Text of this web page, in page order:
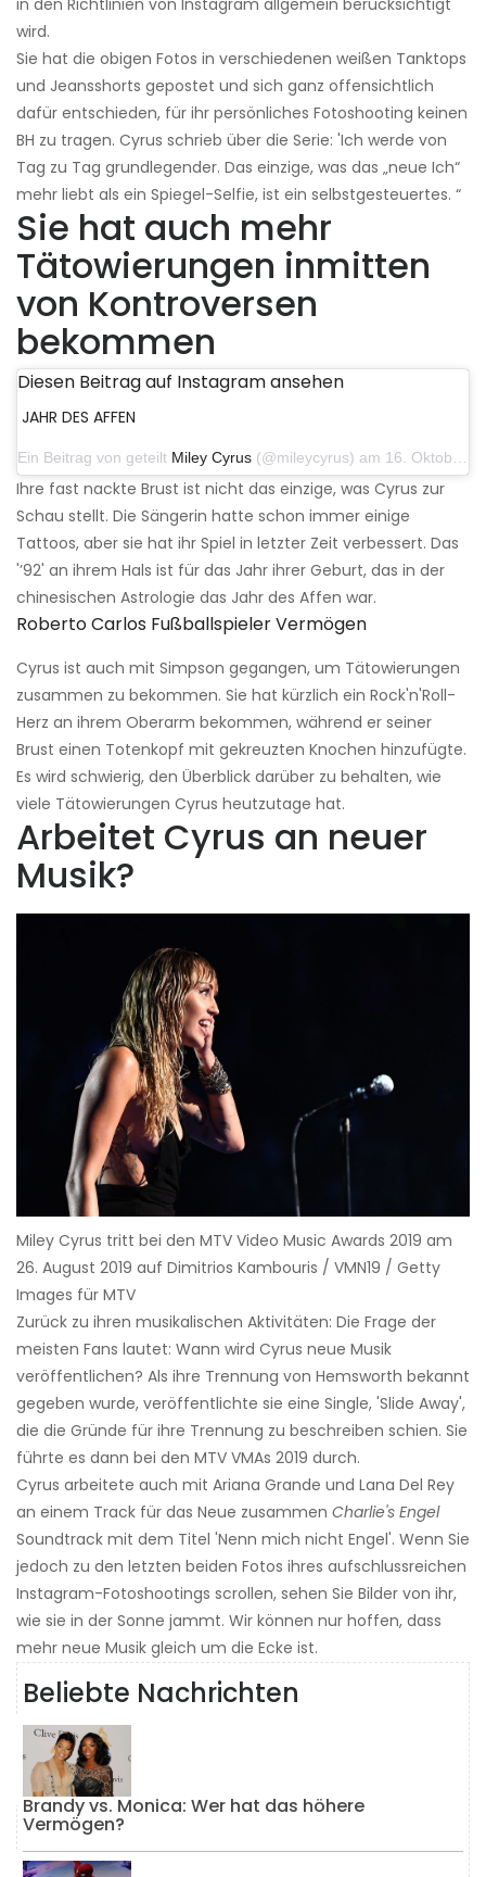
in den Richtlinien von Instagram allgemein berücksichtigt
wird.
Sie hat die obigen Fotos in verschiedenen weißen Tanktops
und Jeansshorts gepostet und sich ganz offensichtlich
dafür entschieden, für ihr persönliches Fotoshooting keinen
BH zu tragen. Cyrus schrieb über die Serie: 'Ich werde von
Tag zu Tag grundlegender. Das einzige, was das „neue Ich“
mehr liebt als ein Spiegel-Selfie, ist ein selbstgesteuertes. “
Sie hat auch mehr
Tätowierungen inmitten
von Kontroversen
bekommen
Diesen Beitrag auf Instagram ansehen
JAHR DES AFFEN
Ein Beitrag von geteilt Miley Cyrus (@mileycyrus) am 16. Oktober 2019 um 19:04 Uhr PDT
Ihre fast nackte Brust ist nicht das einzige, was Cyrus zur
Schau stellt. Die Sängerin hatte schon immer einige
Tattoos, aber sie hat ihr Spiel in letzter Zeit verbessert. Das
'’92' an ihrem Hals ist für das Jahr ihrer Geburt, das in der
chinesischen Astrologie das Jahr des Affen war.
Roberto Carlos Fußballspieler Vermögen
Cyrus ist auch mit Simpson gegangen, um Tätowierungen
zusammen zu bekommen. Sie hat kürzlich ein Rock'n'Roll-
Herz an ihrem Oberarm bekommen, während er seiner
Brust einen Totenkopf mit gekreuzten Knochen hinzufügte.
Es wird schwierig, den Überblick darüber zu behalten, wie
viele Tätowierungen Cyrus heutzutage hat.
Arbeitet Cyrus an neuer
Musik?
Miley Cyrus tritt bei den MTV Video Music Awards 2019 am
26. August 2019 auf Dimitrios Kambouris / VMN19 / Getty
Images für MTV
Zurück zu ihren musikalischen Aktivitäten: Die Frage der
meisten Fans lautet: Wann wird Cyrus neue Musik
veröffentlichen? Als ihre Trennung von Hemsworth bekannt
gegeben wurde, veröffentlichte sie eine Single, 'Slide Away',
die die Gründe für ihre Trennung zu beschreiben schien. Sie
führte es dann bei den MTV VMAs 2019 durch.
Cyrus arbeitete auch mit Ariana Grande und Lana Del Rey
an einem Track für das Neue zusammen Charlie's Engel
Soundtrack mit dem Titel 'Nenn mich nicht Engel'. Wenn Sie
jedoch zu den letzten beiden Fotos ihres aufschlussreichen
Instagram-Fotoshootings scrollen, sehen Sie Bilder von ihr,
wie sie in der Sonne jammt. Wir können nur hoffen, dass
mehr neue Musik gleich um die Ecke ist.
Beliebte Nachrichten
Brandy vs. Monica: Wer hat das höhere
Vermögen?